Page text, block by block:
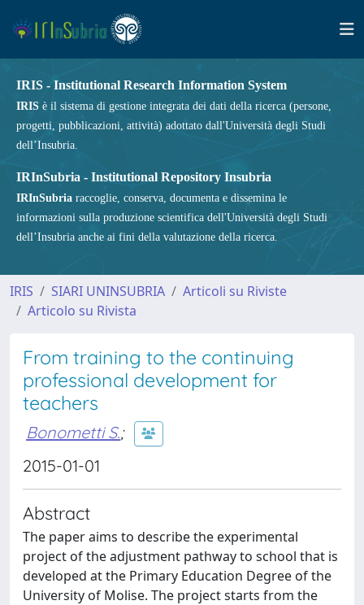
IRIS - Institutional Research Information System
IRIS è il sistema di gestione integrata dei dati della ricerca (persone,
progetti, pubblicazioni, attività) adottato dall'Università degli Studi
dell’Insubria.
IRInSubria - Institutional Repository Insubria
IRInSubria raccoglie, conserva, documenta e dissemina le
informazioni sulla produzione scientifica dell'Università degli Studi
dell’Insubria anche ai fini della valutazione della ricerca.
IRIS SIARI UNINSUBRIA
Articoli su Riviste
Articolo su Rivista
From training to the continuing
professional development for
teachers
Bonometti S.;
2015-01-01
Abstract
The paper aims to describe the experimental
project of the adjustment pathway to school that is
developed at the Primary Education Degree of the
University of Molise. The project starts from the